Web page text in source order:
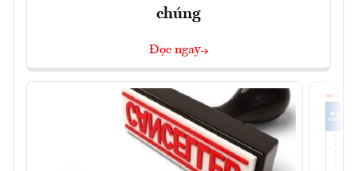
chúng
Đọc ngay